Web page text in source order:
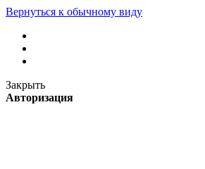
Вернуться к обычному виду
Закрыть
Авторизация